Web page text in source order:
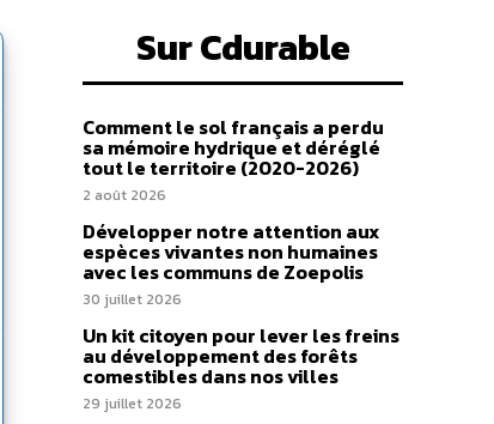
Sur Cdurable
Comment le sol français a perdu
sa mémoire hydrique et déréglé
tout le territoire (2020-2026)
2 août 2026
Développer notre attention aux
espèces vivantes non humaines
avec les communs de Zoepolis
30 juillet 2026
Un kit citoyen pour lever les freins
au développement des forêts
comestibles dans nos villes
29 juillet 2026